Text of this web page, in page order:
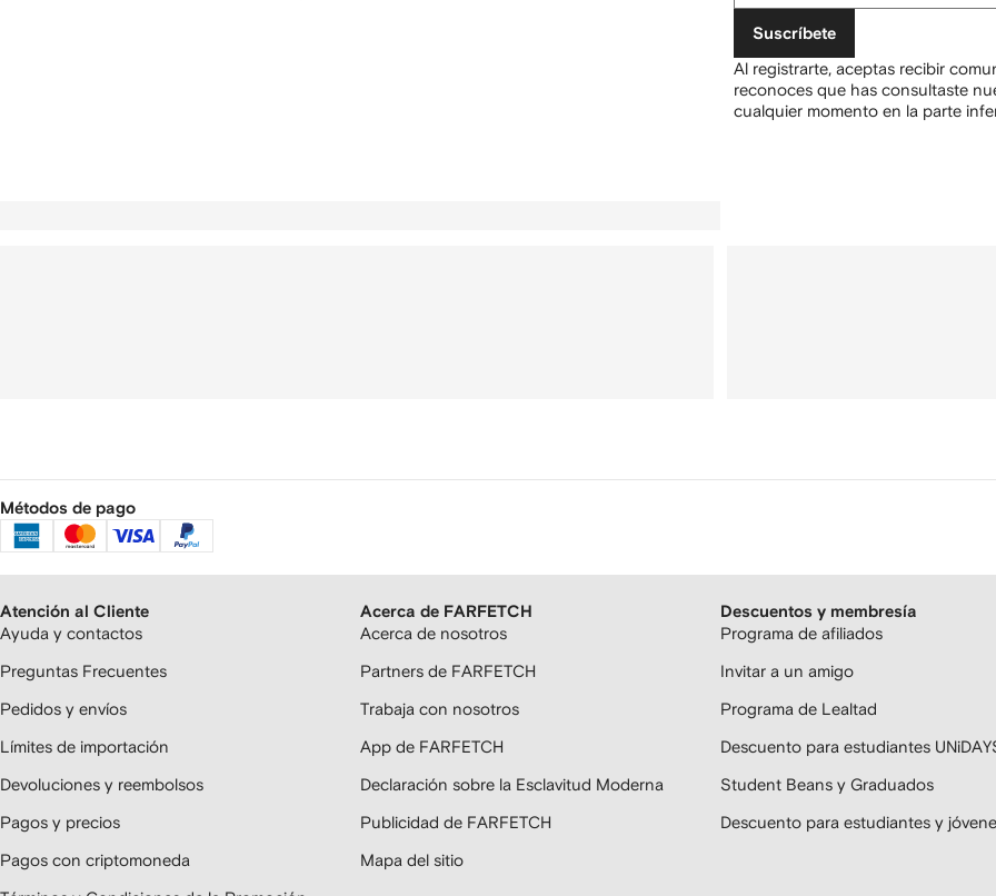
Suscríbete
Al registrarte, aceptas recibir
reconoces que has consultaste
cualquier momento en la parte
Métodos de pago
Atención al Cliente
Ayuda y contactos
Preguntas Frecuentes
Pedidos y envíos
Límites de importación
Devoluciones y reembolsos
Pagos y precios
Pagos con criptomoneda
Acerca de FARFETCH
Acerca de nosotros
Partners de FARFETCH
Trabaja con nosotros
App de FARFETCH
Declaración sobre la Esclavitud Moderna
Publicidad de FARFETCH
Mapa del sitio
Descuentos y membresía
Programa de afiliados
Invitar a un amigo
Programa de Lealtad
Descuento para estudiantes
Student Beans y Graduados
Descuento para estudiantes y